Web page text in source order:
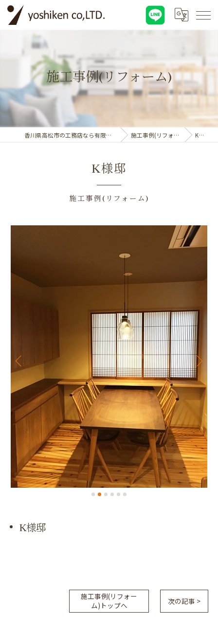
施工事例(リフォーム)
香川県高松市の工務店なら有限会社吉建 施工事例(リフォーム) K様邸
施工事例(リフォーム)
K様邸
K様邸
施工事例(リフォー
ム)トップへ
次の記事 >